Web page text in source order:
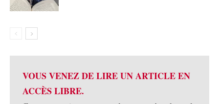
VOUS VENEZ DE LIRE UN ARTICLE EN
ACCÈS LIBRE.